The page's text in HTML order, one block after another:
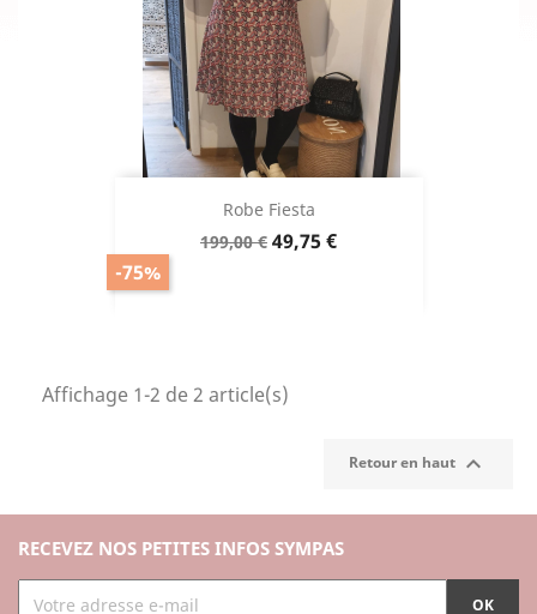
Robe Fiesta
Prix
199,00 €
-75%
Prix
49,75 €
Affichage 1-2 de 2 article(s)
Retour en haut 
RECEVEZ NOS PETITES INFOS SYMPAS